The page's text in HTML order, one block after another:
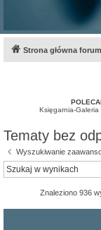
Strona główna forum
Księgarnia-
Tematy bez
Wyszukiwanie
Znaleziono 936